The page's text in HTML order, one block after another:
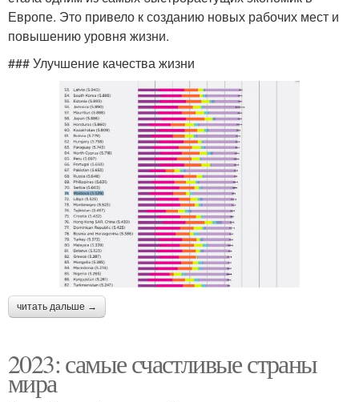
Европе. Это привело к созданию новых рабочих мест и
повышению уровня жизни.
### Улучшение качества жизни
читать дальше →
2023: самые счастливые страны
мира